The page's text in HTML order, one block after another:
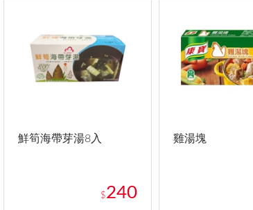
鮮筍海帶芽湯8入
$240
雞湯塊